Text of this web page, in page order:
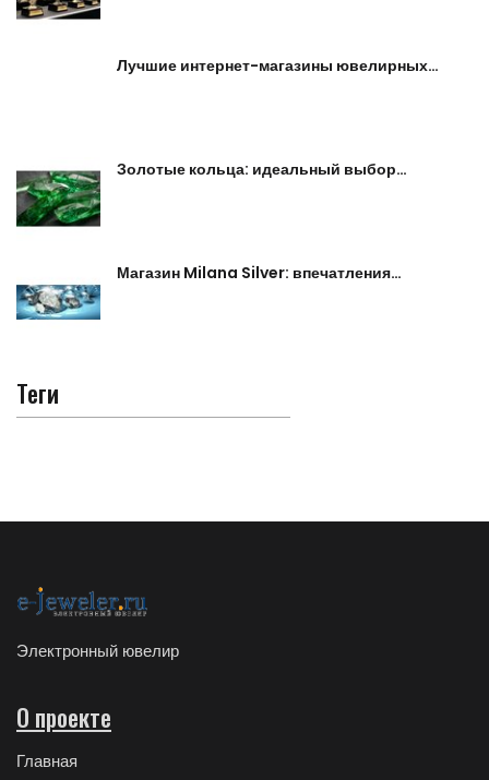
Лучшие интернет-магазины ювелирных…
Золотые кольца: идеальный выбор…
Магазин Milana Silver: впечатления…
Теги
Электронный ювелир
О проекте
Главная